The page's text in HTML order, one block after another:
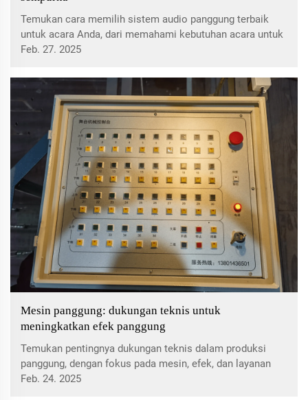
Temukan cara memilih sistem audio panggung terbaik
untuk acara Anda, dari memahami kebutuhan acara untuk
memilih komponen kunci dan memanfaatkan power
suara yang optimal dengan tips ahli kami.
Feb. 27. 2025
Mesin panggung: dukungan teknis untuk
meningkatkan efek panggung
Temukan pentingnya dukungan teknis dalam produksi
panggung, dengan fokus pada mesin, efek, dan layanan
untuk kinerja dan keselamatan yang optimal. Pelajari
Feb. 24. 2025